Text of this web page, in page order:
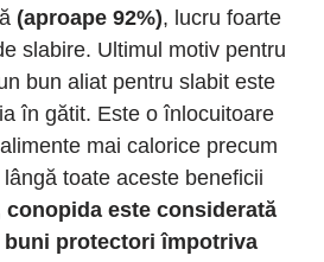
(aproape 92%), lucru foarte
slabire. Ultimul motiv pentru
bun aliat pentru slabit este
în gătit. Este o înlocuitoare
mai calorice precum
toate aceste beneficii
conopida este considerată
protectori împotriva